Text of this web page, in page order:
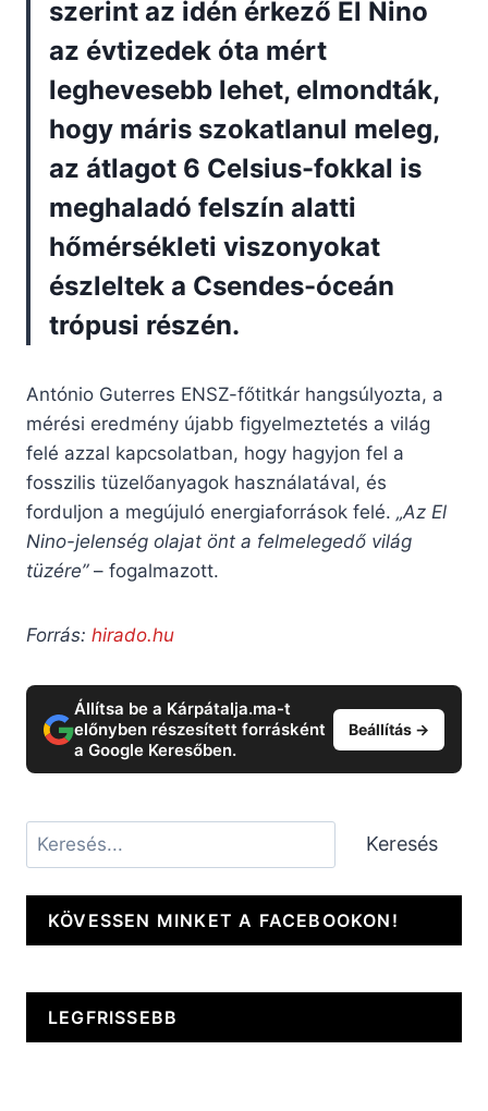
szerint az idén érkező El Nino
az évtizedek óta mért
leghevesebb lehet, elmondták,
hogy máris szokatlanul meleg,
az átlagot 6 Celsius-fokkal is
meghaladó felszín alatti
hőmérsékleti viszonyokat
észleltek a Csendes-óceán
trópusi részén.
António Guterres ENSZ-főtitkár hangsúlyozta, a
mérési eredmény újabb figyelmeztetés a világ
felé azzal kapcsolatban, hogy hagyjon fel a
fosszilis tüzelőanyagok használatával, és
forduljon a megújuló energiaforrások felé. „Az El
Nino-jelenség olajat önt a felmelegedő világ
tüzére”– fogalmazott.
Forrás: hirado.hu
Állítsa be a Kárpátalja.ma-t
előnyben részesített forrásként
a Google Keresőben.
Beállítás →
Keresés Keresés
KÖVESSEN MINKET A FACEBOOKON!
LEGFRISSEBB